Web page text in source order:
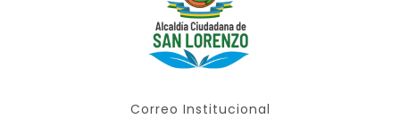
Correo Institucional